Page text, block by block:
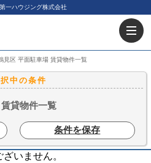
一ハウジング株式会社
見区 平面駐車場 賃貸物件一覧
中の条件
貸物件一覧
条件を保存
いません。